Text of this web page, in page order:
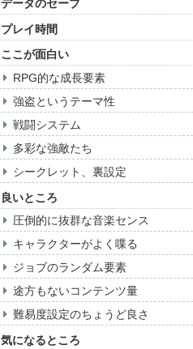
データのセーブ
プレイ時間
ここが面白い
RPG的な成長要素
強盗というテーマ性
戦闘システム
多彩な強敵たち
シークレット、裏設定
良いところ
圧倒的に抜群な音楽センス
キャラクターがよく喋る
ジョブのランダム要素
途方もないコンテンツ量
難易度設定のちょうど良さ
気になるところ